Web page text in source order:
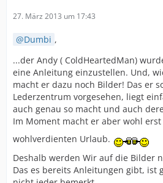
27. März 2013 um 17:43
Dumbi ,
...der Andy ( ColdHeartedMan)
eine Anleitung einzustellen. Und,
macht er dazu noch Bilder! Das er
Lederzentrum vorgesehen, liegt
auch genau so macht und auch
Im Moment macht er aber wohl
wohlverdienten Urlaub.
Deshalb werden Wir auf die Bilder
Das es bereits Anleitungen gibt, ist